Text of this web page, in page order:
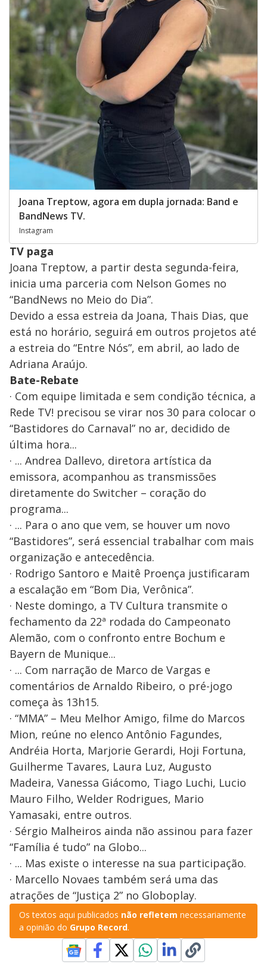
Joana Treptow, agora em dupla jornada: Band e
BandNews TV.
Instagram
TV paga
Joana Treptow, a partir desta segunda-feira,
inicia uma parceria com Nelson Gomes no
“BandNews no Meio do Dia”.
Devido a essa estreia da Joana, Thais Dias, que
está no horário, seguirá em outros projetos até
a estreia do “Entre Nós”, em abril, ao lado de
Adriana Araújo.
Bate-Rebate
· Com equipe limitada e sem condição técnica, a
Rede TV! precisou se virar nos 30 para colocar o
“Bastidores do Carnaval” no ar, decidido de
última hora...
· ... Andrea Dallevo, diretora artística da
emissora, acompanhou as transmissões
diretamente do Switcher – coração do
programa...
· ... Para o ano que vem, se houver um novo
“Bastidores”, será essencial trabalhar com mais
organização e antecedência.
· Rodrigo Santoro e Maitê Proença justificaram
a escalação em “Bom Dia, Verônica”.
· Neste domingo, a TV Cultura transmite o
fechamento da 22ª rodada do Campeonato
Alemão, com o confronto entre Bochum e
Bayern de Munique...
· ... Com narração de Marco de Vargas e
comentários de Arnaldo Ribeiro, o pré-jogo
começa às 13h15.
· “MMA” – Meu Melhor Amigo, filme do Marcos
Mion, reúne no elenco Antônio Fagundes,
Andréia Horta, Marjorie Gerardi, Hoji Fortuna,
Guilherme Tavares, Laura Luz, Augusto
Madeira, Vanessa Giácomo, Tiago Luchi, Lucio
Mauro Filho, Welder Rodrigues, Mario
Yamasaki, entre outros.
· Sérgio Malheiros ainda não assinou para fazer
“Família é tudo” na Globo...
· ... Mas existe o interesse na sua participação.
· Marcello Novaes também será uma das
atrações de “Justiça 2” no Globoplay.
Os textos aqui publicados não refletem necessariamente
a opinião do Grupo Record.